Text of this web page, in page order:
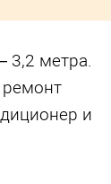
3,2 метра.
ремонт
и